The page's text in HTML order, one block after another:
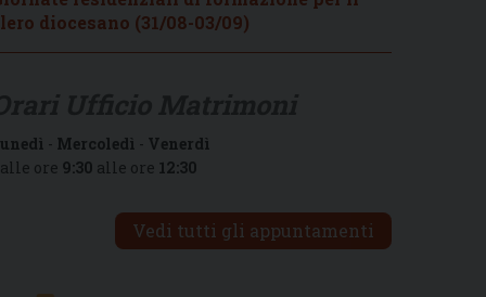
diocesano (31/08-03/09)
- Mercoledì - Venerdì
ore 9:30 alle ore 12:30
Vedi tutti gli appuntamenti